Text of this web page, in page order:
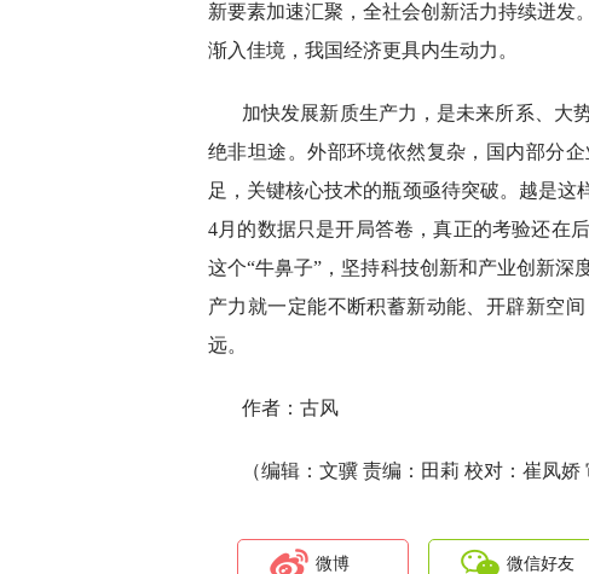
新要素加速汇聚，全社会创新活力持续迸发
渐入佳境，我国经济更具内生动力。
加快发展新质生产力，是未来所系、大
绝非坦途。外部环境依然复杂，国内部分
足，关键核心技术的瓶颈亟待突破。越是这
4月的数据只是开局答卷，真正的考验还在
这个“牛鼻子”，坚持科技创新和产业创新深
产力就一定能不断积蓄新动能、开辟新空
远。
作者：古风
（编辑：文骥 责编：田莉 校对：崔凤娇
微博 微信好友